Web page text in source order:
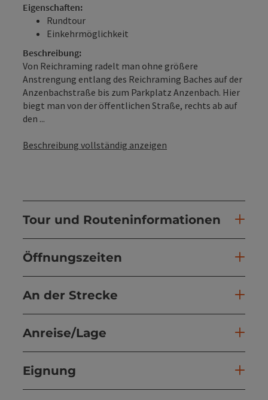
Eigenschaften:
Rundtour
Einkehrmöglichkeit
Beschreibung:
Von Reichraming radelt man ohne größere
Anstrengung entlang des Reichraming Baches auf der
Anzenbachstraße bis zum Parkplatz Anzenbach. Hier
biegt man von der öffentlichen Straße, rechts ab auf
den ...
Beschreibung vollständig anzeigen
Tour und Routeninformationen
Öffnungszeiten
An der Strecke
Anreise/Lage
Eignung